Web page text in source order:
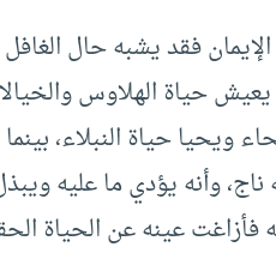
فقد يشبه حال
حياة الهلاوس
ويحيا حياة النبلاء،
وأنه يؤدي ما عليه
فأزاغت عينه عن الحياة